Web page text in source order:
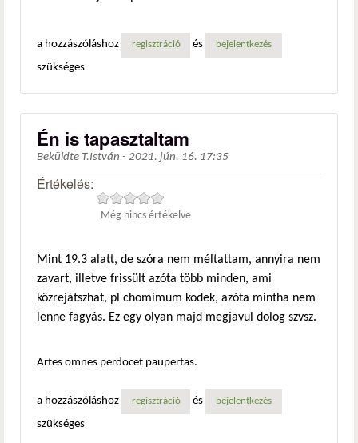
a hozzászóláshoz regisztráció és bejelentkezés
szükséges
Én is tapasztaltam
Beküldte T.István - 2021. jún. 16. 17:35
Értékelés:
Még nincs értékelve
Mint 19.3 alatt, de szóra nem méltattam, annyira nem
zavart, illetve frissült azóta több minden, ami
közrejátszhat, pl chomimum kodek, azóta mintha nem
lenne fagyás. Ez egy olyan majd megjavul dolog szvsz.
Artes omnes perdocet paupertas.
a hozzászóláshoz regisztráció és bejelentkezés
szükséges